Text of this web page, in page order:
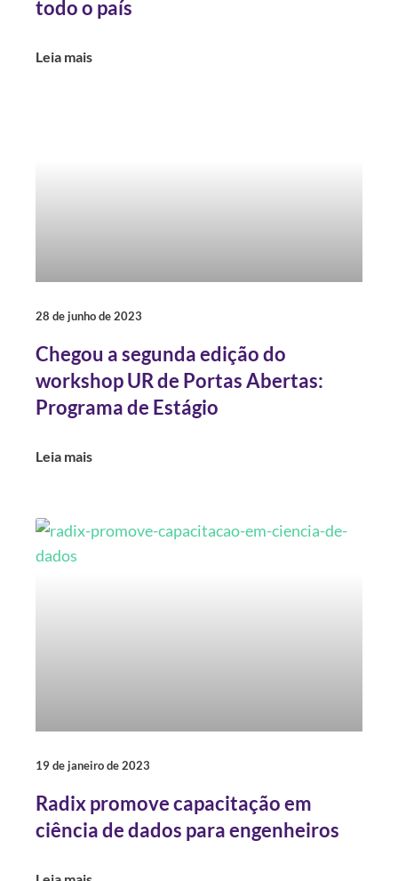
todo o país
Leia mais
Chegou a segunda edição do
workshop UR de Portas Abertas:
Programa de Estágio
Leia mais
28 de junho de 2023
Radix promove capacitação em
ciência de dados para engenheiros
19 de janeiro de 2023